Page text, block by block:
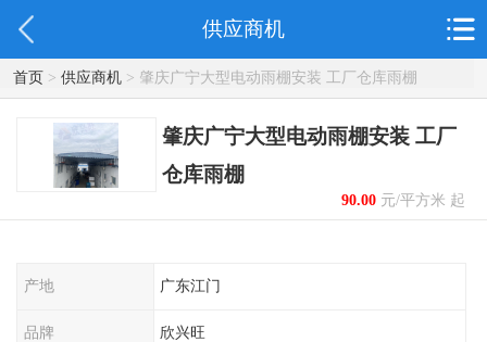
供应商机
首页> 供应商机> 肇庆广宁大型电动雨棚安装 工厂仓库雨棚
肇庆广宁大型电动雨棚安装 工厂
仓库雨棚
90.00元/平方米 起
产地 广东江门
品牌 欣兴旺